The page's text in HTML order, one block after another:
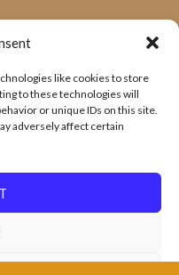
like cookies to store
to these technologies will
or unique IDs on this site.
adversely affect certain